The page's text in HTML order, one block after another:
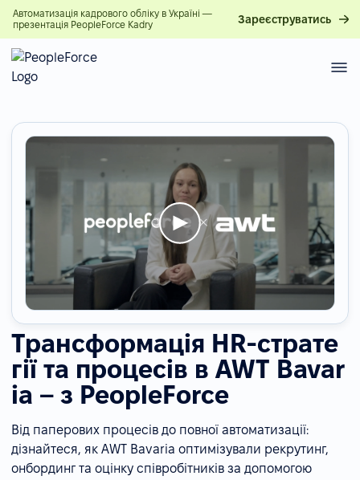
Автоматизація кадрового обліку в Україні —
презентація PeopleForce Kadry
Зареєструватись
Трансформація HR-страте
гії та процесів в AWT Bavar
ia – з PeopleForce
Від паперових процесів до повної автоматизації:
дізнайтеся, як AWT Bavaria оптимізували рекрутинг,
онбординг та оцінку співробітників за допомогою